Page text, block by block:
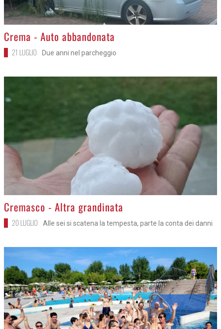
>
Crema - Auto abbandonata
21 LUGLIO Due anni nel parcheggio
>
Cremasco - Altra grandinata
20 LUGLIO Alle sei si scatena la tempesta, parte la conta dei danni